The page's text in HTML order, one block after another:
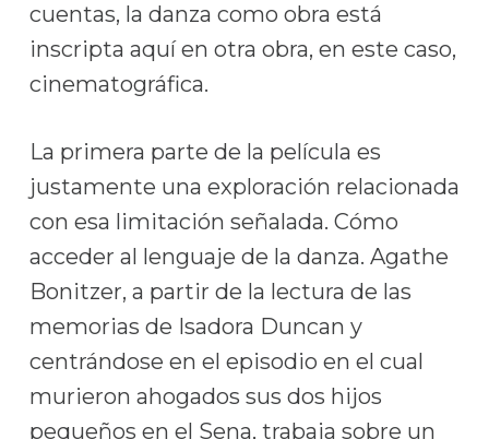
cuentas, la danza como obra está
inscripta aquí en otra obra, en este caso,
cinematográfica.
La primera parte de la película es
justamente una exploración relacionada
con esa limitación señalada. Cómo
acceder al lenguaje de la danza. Agathe
Bonitzer, a partir de la lectura de las
memorias de Isadora Duncan y
centrándose en el episodio en el cual
murieron ahogados sus dos hijos
pequeños en el Sena, trabaja sobre un